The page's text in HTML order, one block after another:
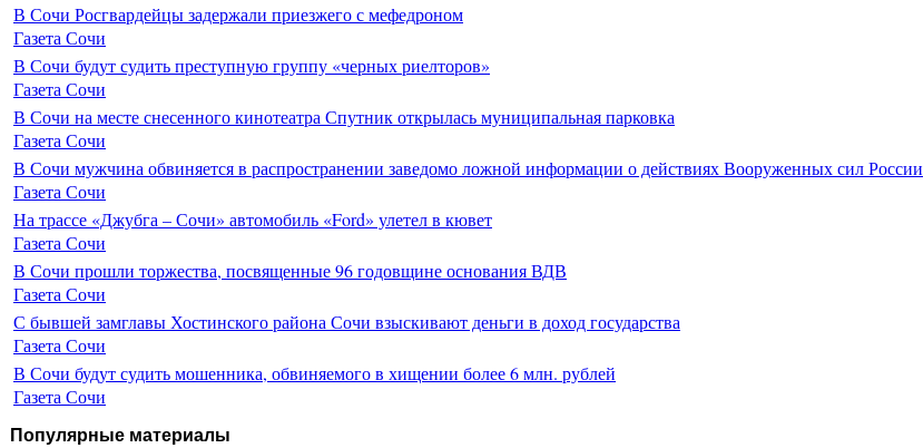
В Сочи Росгвардейцы задержали приезжего с мефедроном
Газета Сочи
В Сочи будут судить преступную группу «черных риелторов»
Газета Сочи
В Сочи на месте снесенного кинотеатра Спутник открылась муниципальная парковка
Газета Сочи
В Сочи мужчина обвиняется в распространении заведомо ложной информации о действиях Вооруженных сил России
Газета Сочи
На трассе «Джубга – Сочи» автомобиль «Ford» улетел в кювет
Газета Сочи
В Сочи прошли торжества, посвященные 96 годовщине основания ВДВ
Газета Сочи
С бывшей замглавы Хостинского района Сочи взыскивают деньги в доход государства
Газета Сочи
В Сочи будут судить мошенника, обвиняемого в хищении более 6 млн. рублей
Газета Сочи
Популярные материалы